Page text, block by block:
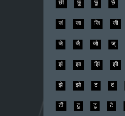
छी छु छू छे
जं जा जि जी
जे जै जो ज्
झं झा झिं झी
झे झो ट टं
टी टु टू टे